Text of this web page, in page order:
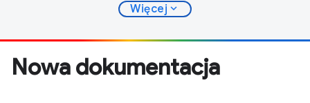
Więcej expand_more
Nowa dokumentacja